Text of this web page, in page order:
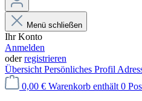
Menü schließen
Ihr Konto
Anmelden
oderregistrieren
Übersicht Persönliches Profil
0,00 € Warenkorb enthält 0